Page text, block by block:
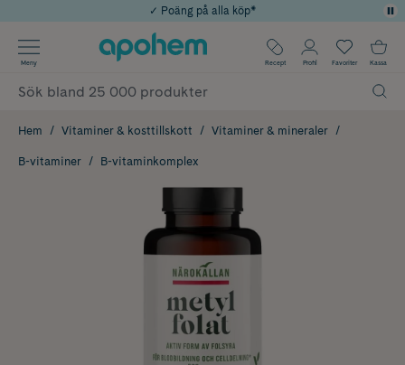
Årets Butik 2025 inom Skönhet
Använd kod: SOMMAR20 för 20% över 649kr
✓ Rådgivning från farmaceuter & hudterapeuter
✓ Poäng på alla köp*
Meny Recept Profil Favoriter Kassa
Hem Vitaminer & kosttillskott Vitaminer & mineraler
B-vitaminer B-vitaminkomplex